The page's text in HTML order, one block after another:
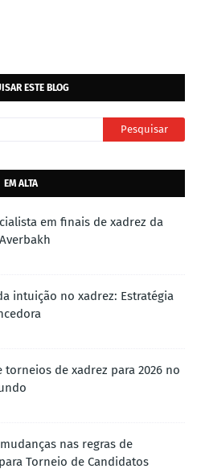
ESTE BLOG
EM ALTA
em finais de xadrez da
intuição no xadrez: Estratégia
torneios de xadrez para 2026 no
nas regras de
Torneio de Candidatos